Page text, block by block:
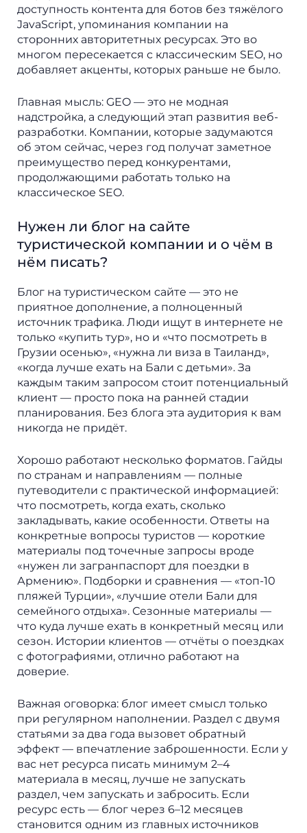
доступность контента для ботов без тяжёлого
JavaScript, упоминания компании на
сторонних авторитетных ресурсах. Это во
многом пересекается с классическим SEO, но
добавляет акценты, которых раньше не было.
Главная мысль: GEO — это не модная
надстройка, а следующий этап развития веб-
разработки. Компании, которые задумаются
об этом сейчас, через год получат заметное
преимущество перед конкурентами,
продолжающими работать только на
классическое SEO.
Нужен ли блог на сайте
туристической компании и о чём в
нём писать?
Блог на туристическом сайте — это не
приятное дополнение, а полноценный
источник трафика. Люди ищут в интернете не
только «купить тур», но и «что посмотреть в
Грузии осенью», «нужна ли виза в Таиланд»,
«когда лучше ехать на Бали с детьми». За
каждым таким запросом стоит потенциальный
клиент — просто пока на ранней стадии
планирования. Без блога эта аудитория к вам
никогда не придёт.
Хорошо работают несколько форматов. Гайды
по странам и направлениям — полные
путеводители с практической информацией:
что посмотреть, когда ехать, сколько
закладывать, какие особенности. Ответы на
конкретные вопросы туристов — короткие
материалы под точечные запросы вроде
«нужен ли загранпаспорт для поездки в
Армению». Подборки и сравнения — «топ-10
пляжей Турции», «лучшие отели Бали для
семейного отдыха». Сезонные материалы —
что куда лучше ехать в конкретный месяц или
сезон. Истории клиентов — отчёты о поездках
с фотографиями, отлично работают на
доверие.
Важная оговорка: блог имеет смысл только
при регулярном наполнении. Раздел с двумя
статьями за два года вызовет обратный
эффект — впечатление заброшенности. Если у
вас нет ресурса писать минимум 2–4
материала в месяц, лучше не запускать
раздел, чем запускать и забросить. Если
ресурс есть — блог через 6–12 месяцев
становится одним из главных источников